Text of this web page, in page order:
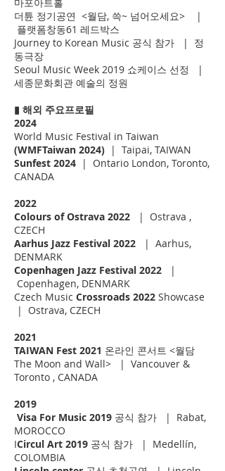
더튠 정기공연 <월담, 쓱~ 넘어오세요> |
플랫폼창동61 레드박스
Journey to Korean Music 공식 참가 | 정
동극장
Seoul Music Week 2019 쇼케이스 선정 |
세종문화회관 예술의 정원
▮ 해외 주요프로필
2024
World Music Festival in Taiwan
(WMFTaiwan 2024) | Taipai, TAIWAN
Sunfest 2024 | Ontario London, Toronto,
CANADA
2022
Colours of Ostrava 2022
| Ostrava ,
CZECH
Aarhus Jazz Festival 2022 | Aarhus,
DENMARK
Copenhagen Jazz Festival 2022 |
Copenhagen, DENMARK
Czech Music Crossroads 2022 Showcase
| Ostrava, CZECH
2021
TAIWAN Fest 2021 온라인 콘서트 <월담
The Moon and Wall> | Vancouver &
Toronto , CANADA
2019
Visa For Music 2019 공식 참가 | Rabat,
MOROCCO
ICircul Art 2019 공식 참가 | Medellín,
COLOMBIA